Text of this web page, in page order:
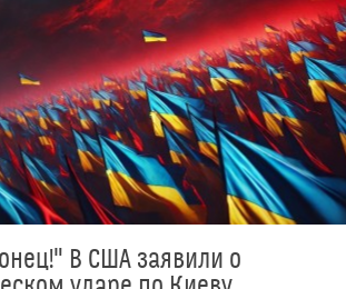
В США заявили о